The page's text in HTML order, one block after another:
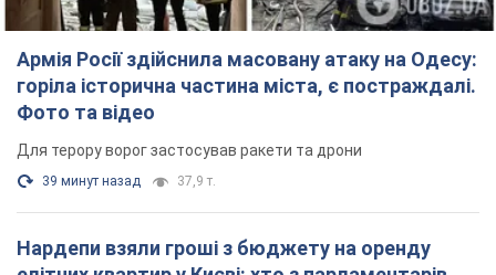
просив кошти та де поселився
Як працює особлива соціальна гарантія та хто нею
користується
4 часа назад
Російська армія обстріляла дві сусідні
багатоповерхівки в Харкові: двоє загиблих,
більше 20 постраждалих
Ворог навмисно обстрілює житлові будинки